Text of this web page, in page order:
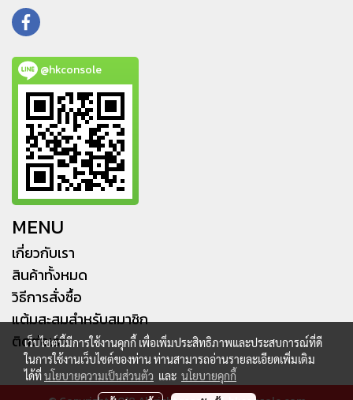
@hkconsole
MENU
เกี่ยวกับเรา
สินค้าทั้งหมด
วิธีการสั่งซื้อ
แต้มสะสมสำหรับสมาชิก
ติดต่อเรา
เว็บไซต์นี้มีการใช้งานคุกกี้ เพื่อเพิ่มประสิทธิภาพและประสบการณ์ที่ดี
ในการใช้งานเว็บไซต์ของท่าน ท่านสามารถอ่านรายละเอียดเพิ่มเติม
ได้ที่นโยบายความเป็นส่วนตัว และ นโยบายคุกกี้